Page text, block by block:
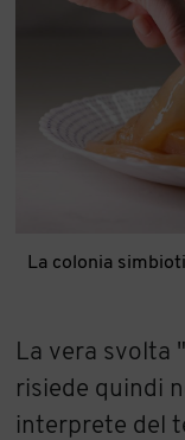
La colonia
La vera svolta
risiede quindi
interprete del